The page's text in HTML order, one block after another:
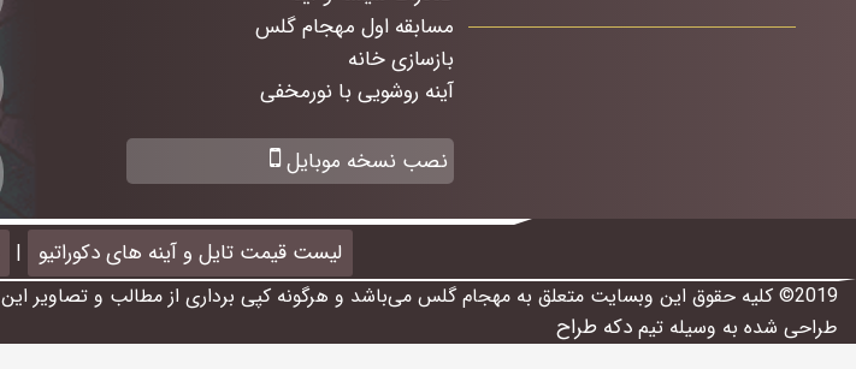
مسابقه اول مهجام گلس
بازسازی خانه
آینه روشویی با نورمخفی
نصب نسخه موبایل
لیست قیمت تایل و آینه های دکوراتیو |
2019© کلیه حقوق این وبسایت متعلق به مهجام گلس می‌باشد و هرگونه کپی برداری از مطالب و تصاویر این وبسایت بوسیله مراجع قضایی و کیفری پیگرد قانونی دارد
طراحی شده به وسیله تیم دکه طراح